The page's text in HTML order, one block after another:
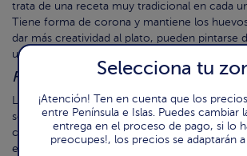
trata de una receta muy tradicional en cada
Tiene forma de corona y mantiene los
dar más creatividad al plato, pueden pintarse
un base de bizcocho relleno de crema o
Flores como postre para decorar
Las flores de Semana Santa son muy
sobre todo por su peculiar forma. Poseen una
crujiente y son típicas de la zona de Castilla y
en darle la gordura necesaria a la masa cruda
Selecciona tu
¡Atención! Ten en cuenta que los
entre Península e Islas. Puedes cambiar
entrega en el proceso de pago, si lo
preocupes!, los precios se adaptarán